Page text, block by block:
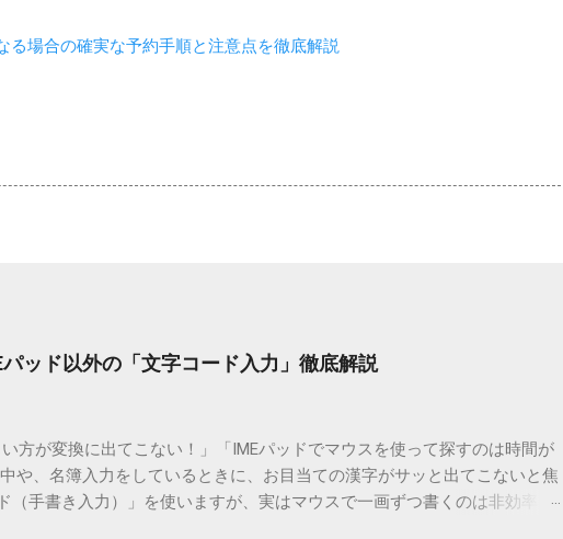
場合の確実な予約手順と注意点を徹底解説
ッド以外の「文字コード入力」徹底解説
方が変換に出てこない！」「IMEパッドでマウスを使って探すのは時間が
や、名簿入力をしているときに、お目当ての漢字がサッと出てこないと焦
（手書き入力）」を使いますが、実はマウスで一画ずつ書くのは非効率で